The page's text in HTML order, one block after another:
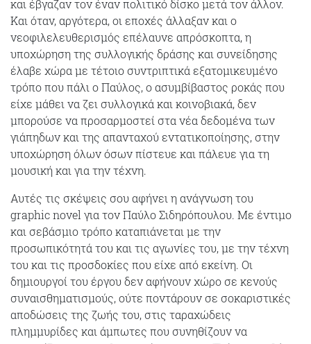
και έβγαζαν τον έναν πολιτικό δίσκο μετά τον άλλον.
Και όταν, αργότερα, οι εποχές άλλαξαν και ο
νεοφιλελευθερισμός επέλαυνε απρόσκοπτα, η
υποχώρηση της συλλογικής δράσης και συνείδησης
έλαβε χώρα με τέτοιο συντριπτικά εξατομικευμένο
τρόπο που πάλι ο Παύλος, ο ασυμβίβαστος ροκάς που
είχε μάθει να ζει συλλογικά και κοινοβιακά, δεν
μπορούσε να προσαρμοστεί στα νέα δεδομένα των
γιάπηδων και της απανταχού εντατικοποίησης, στην
υποχώρηση όλων όσων πίστευε και πάλευε για τη
μουσική και για την τέχνη.
Αυτές τις σκέψεις σου αφήνει η ανάγνωση του
graphic novel για τον Παύλο Σιδηρόπουλου. Με έντιμο
και σεβάσμιο τρόπο καταπιάνεται με την
προσωπικότητά του και τις αγωνίες του, με την τέχνη
του και τις προσδοκίες που είχε από εκείνη. Οι
δημιουργοί του έργου δεν αφήνουν χώρο σε κενούς
συναισθηματισμούς, ούτε ποντάρουν σε σοκαριστικές
αποδώσεις της ζωής του, στις ταραχώδεις
πλημμυρίδες και άμπωτες που συνηθίζουν να